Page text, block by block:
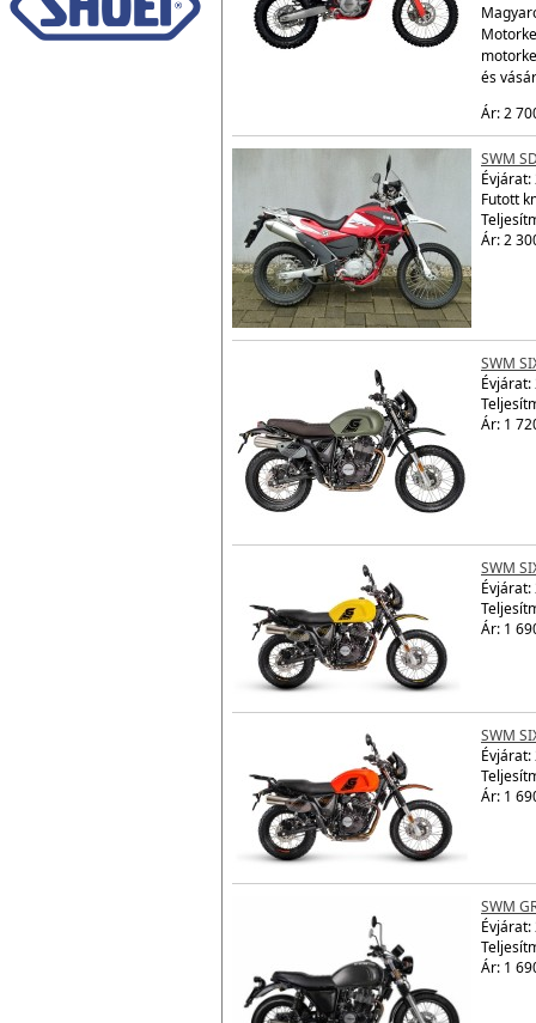
és
Ár: 2
SWM
Évjárat:
Futott
Ár: 2
SWM
Évjárat:
Ár: 1
SWM
Évjárat:
Ár: 1
SWM
Évjárat:
Ár: 1
SWM
Évjárat:
Ár: 1